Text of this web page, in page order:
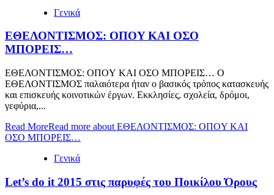
Γενικά
ΕΘΕΛΟΝΤΙΣΜΟΣ: OΠOY KAI ΟΣΟ
ΜΠΟΡΕΙΣ…
ΕΘΕΛΟΝΤΙΣΜΟΣ: OΠOY KAI ΟΣΟ ΜΠΟΡΕΙΣ… Ο
ΕΘΕΛΟΝΤΙΣΜΟΣ παλαιότερα ήταν ο βασικός τρόπος κατασκευής
και επισκευής κοινοτικών έργων. Εκκλησίες, σχολεία, δρόμοι,
γεφύρια,...
Read MoreRead more about ΕΘΕΛΟΝΤΙΣΜΟΣ: OΠOY KAI
ΟΣΟ ΜΠΟΡΕΙΣ…
Γενικά
Let’s do it 2015 στις παρυφές του Ποικίλου Όρους